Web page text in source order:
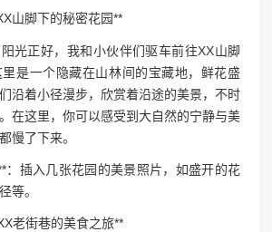
山脚下的秘密花园**
光正好，我和小伙伴们驱车前往XX山脚
是一个隐藏在山林间的宝藏地，鲜花盛
沿着小径漫步，欣赏着沿途的美景，不时
在这里，你可以感受到大自然的宁静与美
慢了下来。
：插入几张花园的美景照片，如盛开的花
等。
老街巷的美食之旅**